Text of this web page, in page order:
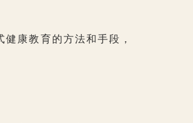
康教育的方法和手段，